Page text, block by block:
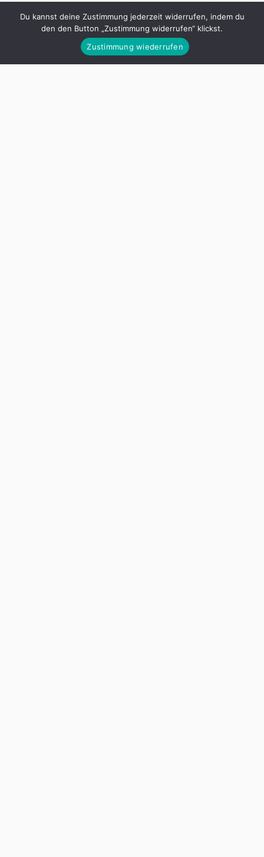
Macht des Geldes. Dem Klischee nach sind
mexikanische Einwanderer bettelarme Menschen, die
nachts von Schleusern an Wachpatrouillen vorbei über
Du kannst deine Zustimmung jederzeit widerrufen, indem du
den den Button „Zustimmung widerrufen“ klickst.
Zustimmung wiederrufen